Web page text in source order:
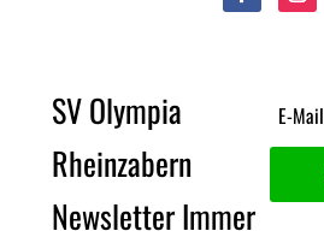
SV Olympia
Rheinzabern
Newsletter Immer